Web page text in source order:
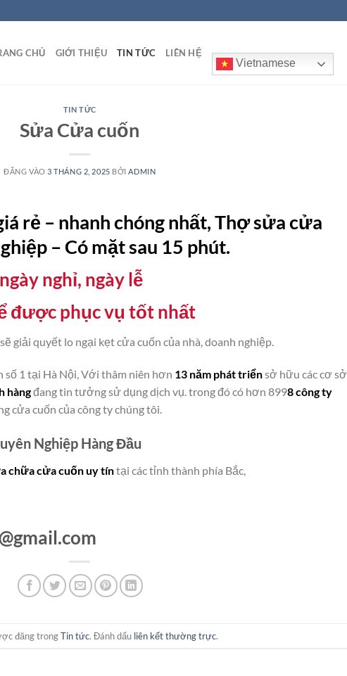
CHỦ GIỚI THIỆU TIN TỨC LIÊN HỆ
Vietnamese
TIN TỨC
Sửa Cửa cuốn
ĐĂNG VÀO 3 THÁNG 2, 2025 BỞI ADMIN
rẻ – nhanh chóng nhất, Thợ sửa cửa
– Có mặt sau 15 phút.
nghỉ, ngày lễ
được phục vụ tốt nhất
sẽ giải quyết lo ngại kẹt cửa cuốn của nhà, doanh nghiệp.
số 1 tại Hà Nội, Với thâm niên hơn 13 năm phát triểnsở hữu các cơ sở
hàngđang tin tưởng sử dụng dịch vụ. trong đó có hơn 8998 công ty
cửa cuốn của công ty chúng tôi.
Nghiệp Hàng Đầu
chữa cửa cuốn uy tíntại các tỉnh thành phía Bắc,
đăng trongTin tức. Đánh dấu liên kết thường trực.